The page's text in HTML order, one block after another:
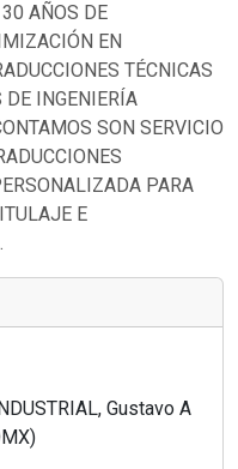
AÑOS DE
EN
TÉCNICAS
INGENIERÍA
SON SERVICIO
PARA
E
Gustavo A